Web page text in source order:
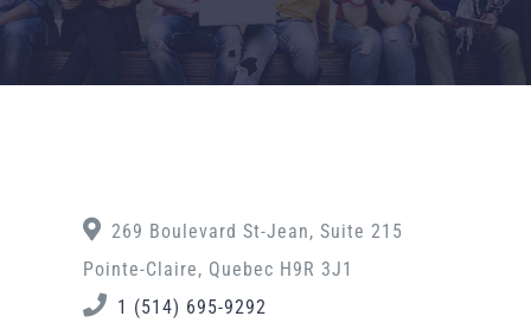
269 Boulevard St-Jean, Suite 215
Pointe-Claire, Quebec H9R 3J1
1 (514) 695-9292